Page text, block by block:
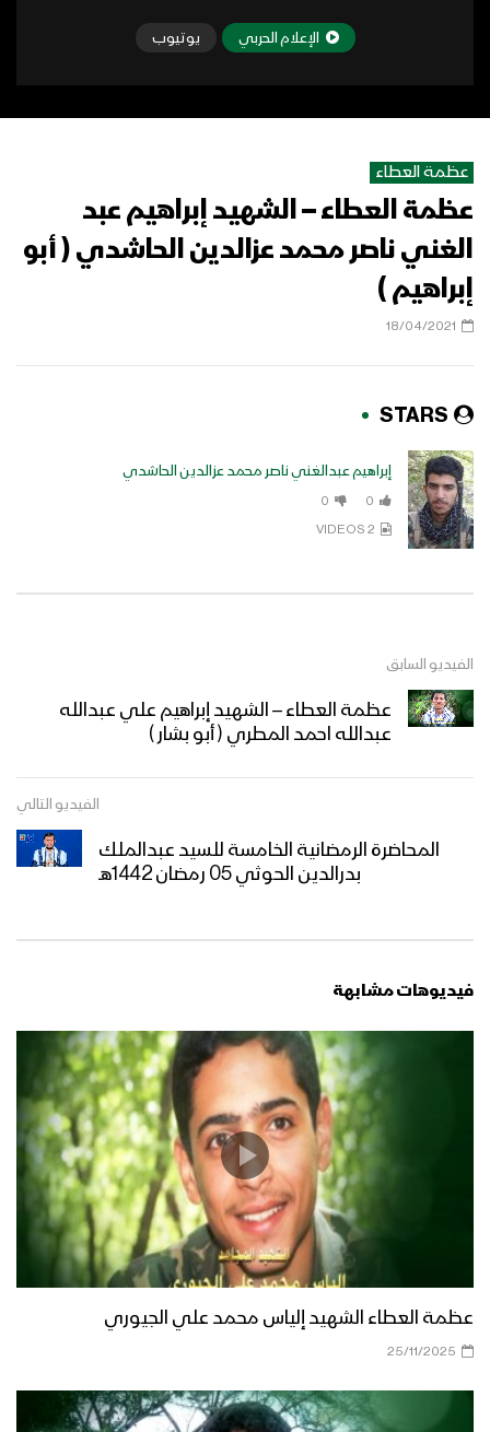
الإعلام الحربي يوتيوب
عظمة العطاء
عظمة العطاء – الشهيد إبراهيم عبد
الغني ناصر محمد عزالدين الحاشدي ( أبو
إبراهيم )
18/04/2021
STARS
إبراهيم عبدالغني ناصر محمد عزالدين الحاشدي
0
0
2 VIDEOS
الفيديو السابق
عظمة العطاء – الشهيد إبراهيم علي عبدالله
عبدالله احمد المطري ( أبو بشار )
الفيديو التالي
المحاضرة الرمضانية الخامسة للسيد عبدالملك
بدرالدين الحوثي 05 رمضان 1442هـ
فيديوهات مشابهة
عظمة العطاء الشهيد إلياس محمد علي الجيوري
25/11/2025